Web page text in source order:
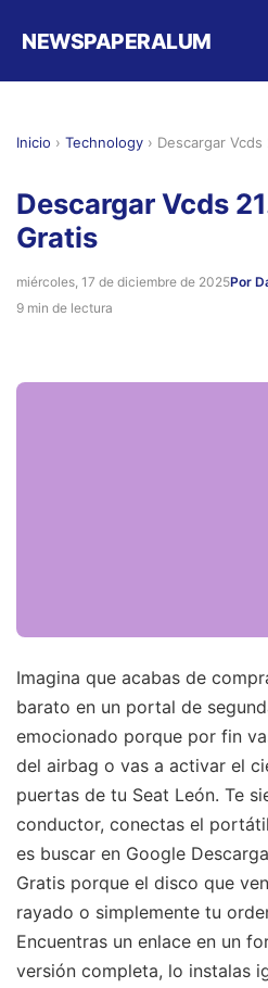
NEWSPAPERALUM
Inicio › Technology › Descargar Vcds
Descargar Vcds
Gratis
miércoles, 17 de diciembre de 2025Por
9 min de lectura
Imagina que acabas de
barato en un portal de
emocionado porque por fin
del airbag o vas a activar el
puertas de tu Seat León. Te
conductor, conectas el
es buscar en Google
Gratis porque el disco que
rayado o simplemente tu
Encuentras un enlace en un
versión completa, lo instalas